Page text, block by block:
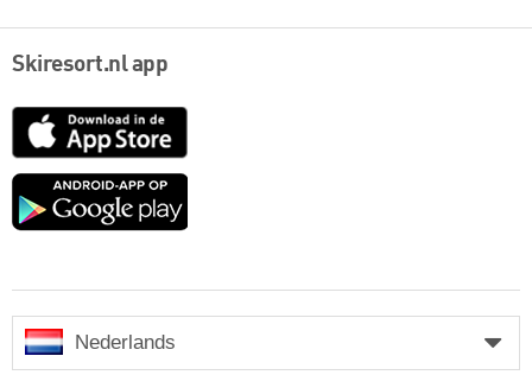
Skiresort.nl app
App
Google
Nederlands